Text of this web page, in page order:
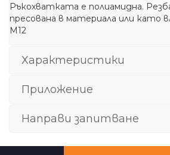
Ръкохватката е полиамидна.
пресована в материала или като
М12
Характеристики
Приложение
Направи запитване